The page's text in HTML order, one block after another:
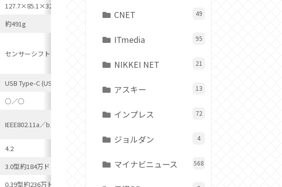
127.7×85.1×32.9-65.4
約491g
センサーシフト方式5軸補正
USB Type-C (USB3.2 Gen2×1)
○／○
IEEE802.11a／b／g／n／ac
4.2
3.0型約184万ドットバリアングル
3.0型103万6800ドットバリアングル
0.39型約236万ドットOLED
CNET 49
ITmedia 95
NIKKEI NET 21
アスキー 13
インプレス 72
ジョルダン 4
マイナビニュース 568